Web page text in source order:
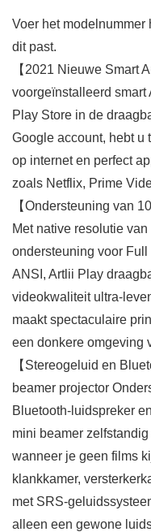
Voer het modelnummer
dit past.
【2021 Nieuwe Smart
voorgeïnstalleerd smart
Play Store in de
Google account, hebt u
op internet en perfect
zoals Netflix, Prime
【Ondersteuning van
Met native resolutie
ondersteuning voor
ANSI, Artlii Play
videokwaliteit ultra-
maakt spectaculaire
een donkere omgeving
【Stereogeluid en
beamer projector
Bluetooth-luidspreker
mini beamer
wanneer je geen films
klankkamer,
met SRS-
alleen een gewone